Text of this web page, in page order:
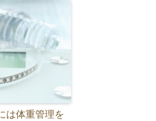
は体重管理を